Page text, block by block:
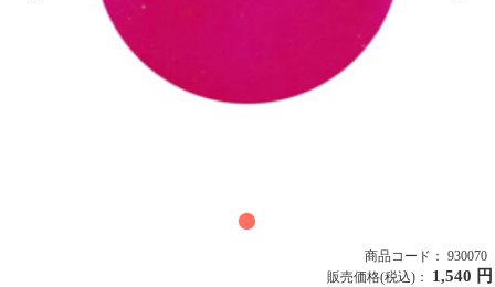
商品コード： 930070
販売価格(税込)： 1,540 円